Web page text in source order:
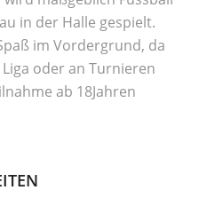
in der Halle gespielt.
im Vordergrund, da
oder an Turnieren
ab 18Jahren